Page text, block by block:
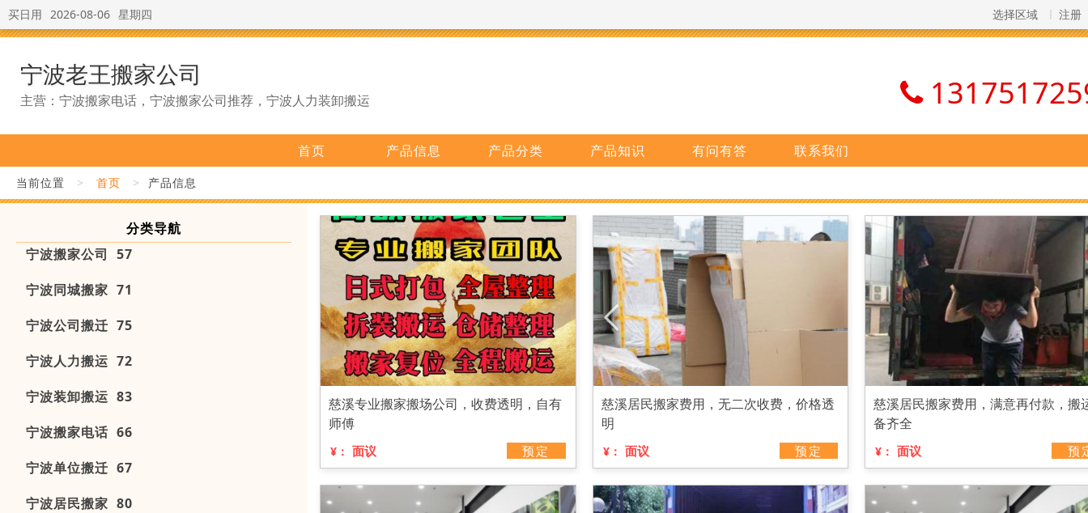
买日用 2026-08-06 星期四 选择区域 注册
宁波老王搬家公司
主营：宁波搬家电话，宁波搬家公司推荐，宁波人力装卸搬运
首页 产品信息 产品分类 产品知识 有问有答 联系我们
当前位置 > 首页 > 产品信息
分类导航
宁波搬家公司 57
宁波同城搬家 71
宁波公司搬迁 75
宁波人力搬运 72
宁波装卸搬运 83
宁波搬家电话 66
宁波单位搬迁 67
宁波居民搬家 80
慈溪专业搬家搬场公司，收费透明，自有
师傅
¥： 面议 预定
慈溪居民搬家费用，无二次收费，价格透
明
¥： 面议 预定
慈溪居民搬家费用，满意再付款，搬
备齐全
¥： 面议 预